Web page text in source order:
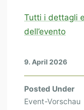
Tutti i dettagli
dell’evento
9. April 2026
Posted Under
Event-Vorschau